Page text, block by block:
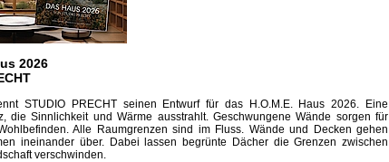
2026
STUDIO PRECHT seinen Entwurf für das H.O.M.E. Haus 2026. Eine
die Sinnlichkeit und Wärme ausstrahlt. Geschwungene Wände sorgen für
Alle Raumgrenzen sind im Fluss. Wände und Decken gehen
ineinander über. Dabei lassen begrünte Dächer die Grenzen zwischen
verschwinden.